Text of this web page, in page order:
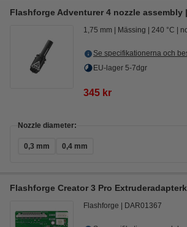
Flashforge Adventurer 4 nozzle assembly |
1,75 mm Mässing 240 °C
Se specifikationerna och
EU-lager 5-7dgr
345 kr
Nozzle diameter:
0,3 mm 0,4 mm
Flashforge Creator 3 Pro
Flashforge DAR01367